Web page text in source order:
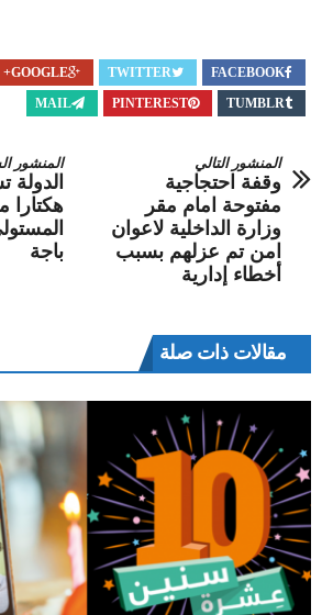
FACEBOOK
TWITTER
GOOGLE+
TUMBLR
PINTEREST
MAIL
المنشور
هكتارا
باجة
المنشور التالي
وقفة احتجاجية
مفتوحة امام مقر
وزارة الداخلية لاعوان
امن تم عزلهم بسبب
أخطاء إدارية
مقالات ذات صلة